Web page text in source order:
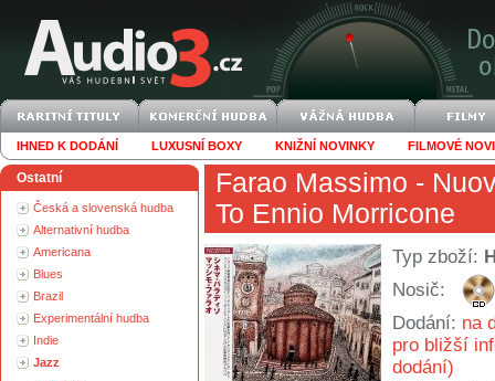
IHNED K DODÁNÍ LUXUSNÍ BOXY KNIŽNÍ NOVINKY FILMOVÉ
Ostatní
Česká a slovenská hudba
Alternativní hudba
Americana
Blues
Brazil
Experimentální hudba
Indie
Jazz
Farao Massimo -
To Ennio Morricone
Typ zboží:
Nosič:
Dodání: na
pro bližší
dodání)